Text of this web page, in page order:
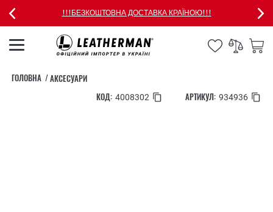
!!!БЕЗКОШТОВНА ДОСТАВКА КРАЇНОЮ!!!
ГОЛОВНА
АКСЕСУАРИ
КОД: 4008302 АРТИКУЛ: 934936